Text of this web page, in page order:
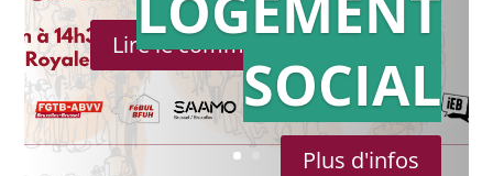
Lire le communiqué de presse
SOCIAL
Plus d'infos